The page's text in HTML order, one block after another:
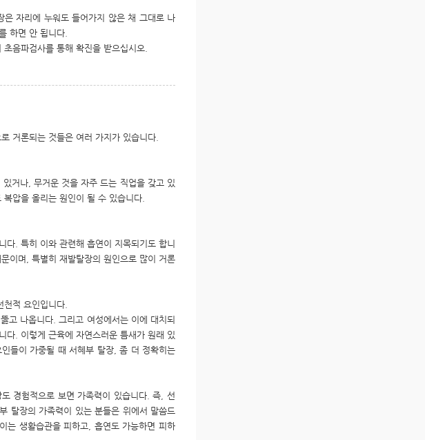
자리에 누워도 들어가지 않은 채 그대로 나
하면 안 됩니다.
음파검사를 통해 확진을 받으십시오.
거론되는 것들은 여러 가지가 있습니다.
거나, 무거운 것을 자주 드는 직업을 갖고 있
압을 올리는 원인이 될 수 있습니다.
다. 특히 이와 관련해 흡연이 지목되기도 합니
이며, 특별히 재발탈장의 원인으로 많이 거론
적 요인입니다.
고 나옵니다. 그리고 여성에서는 이에 대치되
다. 이렇게 근육에 자연스러운 틈새가 원래 있
들이 가중될 때 서혜부 탈장, 좀 더 정확히는
경험적으로 보면 가족력이 있습니다. 즉, 선
탈장의 가족력이 있는 분들은 위에서 말씀드
는 생활습관을 피하고, 흡연도 가능하면 피하